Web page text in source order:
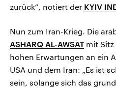
zurück“, notiert der KYIV
Nun zum Iran-Krieg. Die
ASHARQ AL-AWSAT mit
hohen Erwartungen an ein
USA und dem Iran: „Es ist
sein, solange sich das